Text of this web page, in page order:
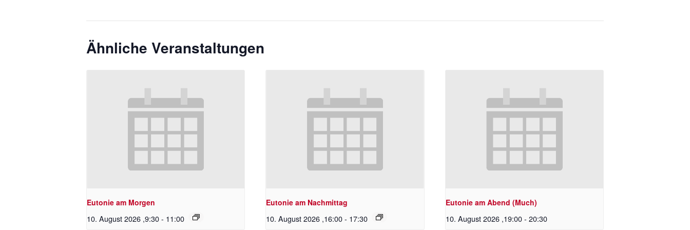
Ähnliche Veranstaltungen
Eutonie am Morgen
10. August 2026 ,9:30- 11:00
Eutonie am Nachmittag
10. August 2026 ,16:00 - 17:30
Eutonie am Abend (Much)
10. August 2026 ,19:00- 20:30